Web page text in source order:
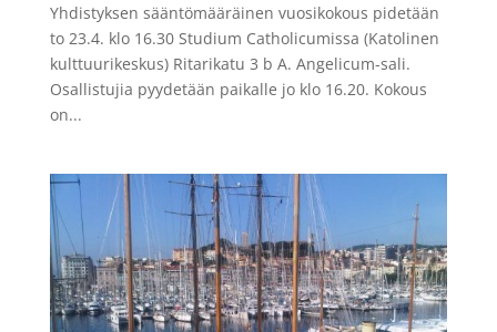
Yhdistyksen sääntömääräinen vuosikokous pidetään
to 23.4. klo 16.30 Studium Catholicumissa (Katolinen
kulttuurikeskus) Ritarikatu 3 b A. Angelicum-sali.
Osallistujia pyydetään paikalle jo klo 16.20. Kokous
on...